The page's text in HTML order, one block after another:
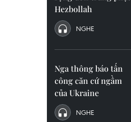
Hezbollah
NGHE
Nga thông báo tấn
công căn cứ ngầm
của Ukraine
NGHE